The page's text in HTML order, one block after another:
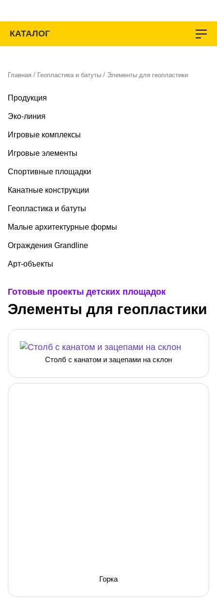
содержимому
КАТАЛОГ
Главная / Геопластика и батуты / Элементы для геопластики
Продукция
Эко-линия
Игровые комплексы
Игровые элементы
Спортивные площадки
Канатные конструкции
Геопластика и батуты
Малые архитектурные формы
Ограждения Grandline
Арт-объекты
Готовые проекты детских площадок
Элементы для геопластики
Столб с канатом и зацепами на склон
Горка